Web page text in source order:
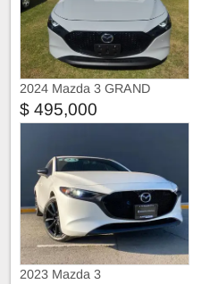
2024 Mazda 3 GRAND
TOURING
$ 495,000
2023 Mazda 3